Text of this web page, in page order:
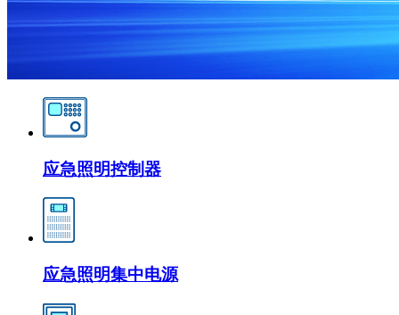
应急照明控制器
应急照明集中电源